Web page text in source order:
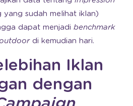
sudah melihat iklan)
dapat menjadi benchmark
di kemudian hari.
Iklan
dengan